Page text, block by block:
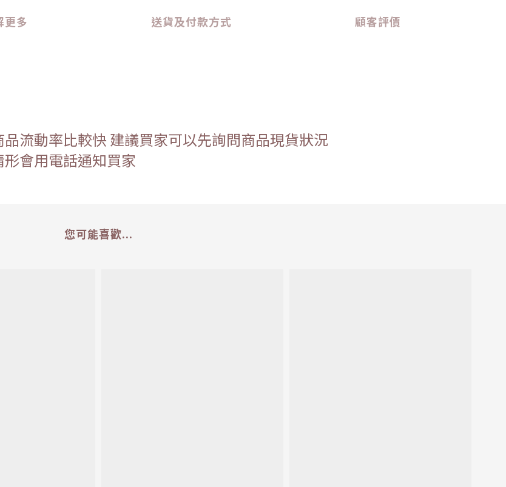
更多 送貨及付款方式 顧客評價
流動率比較快 建議買家可以先詢問商品現貨狀況
會用電話通知買家
您可能喜歡...